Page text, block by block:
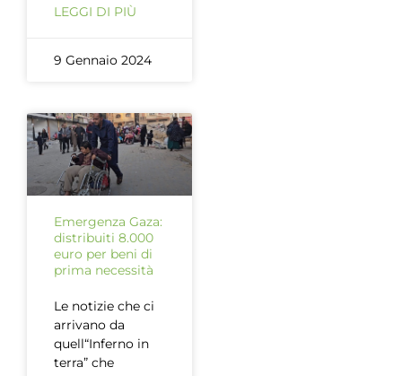
LEGGI DI PIÙ
9 Gennaio 2024
Emergenza Gaza:
distribuiti 8.000
euro per beni di
prima necessità
Le notizie che ci
arrivano da
quell“Inferno in
terra” che